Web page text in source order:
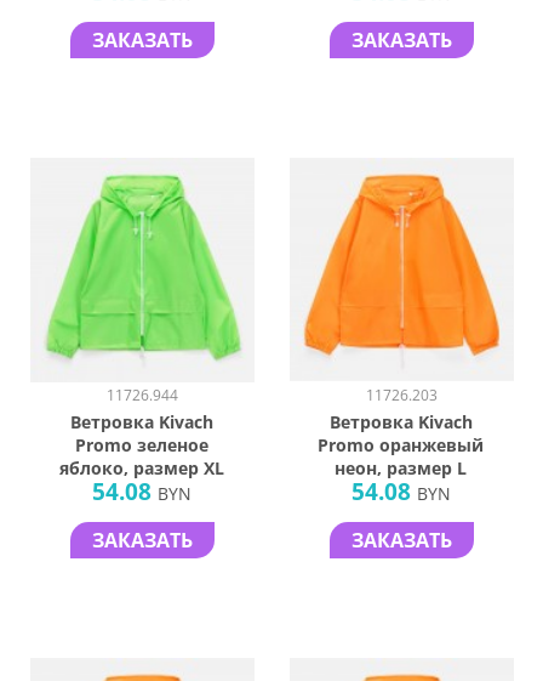
ЗАКАЗАТЬ ЗАКАЗАТЬ
11726.944
Ветровка Kivach
Promo зеленое
яблоко, размер XL
54.08 BYN
ЗАКАЗАТЬ
11726.203
Ветровка Kivach
Promo оранжевый
неон, размер L
54.08 BYN
ЗАКАЗАТЬ